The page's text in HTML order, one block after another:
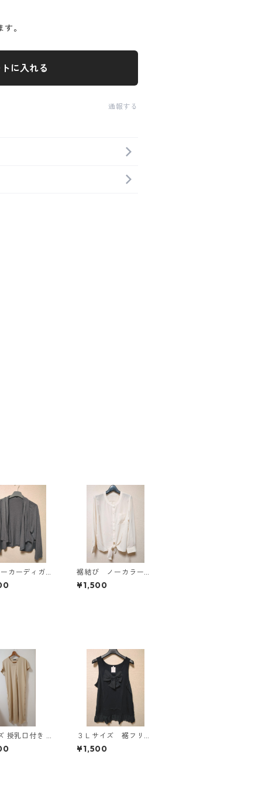
。
に入れる
通報する
ーカーディガ
グレー K
裾結び ノーカラーブ
ラウス ３Ｌ アイボ
リー KAE-4813
¥1,500
サ
ンデザイン ワ
マタニティ
３Ｌサイズ 裾フリ
ル リボン付きタンク
トップ ブラック K
¥1,500